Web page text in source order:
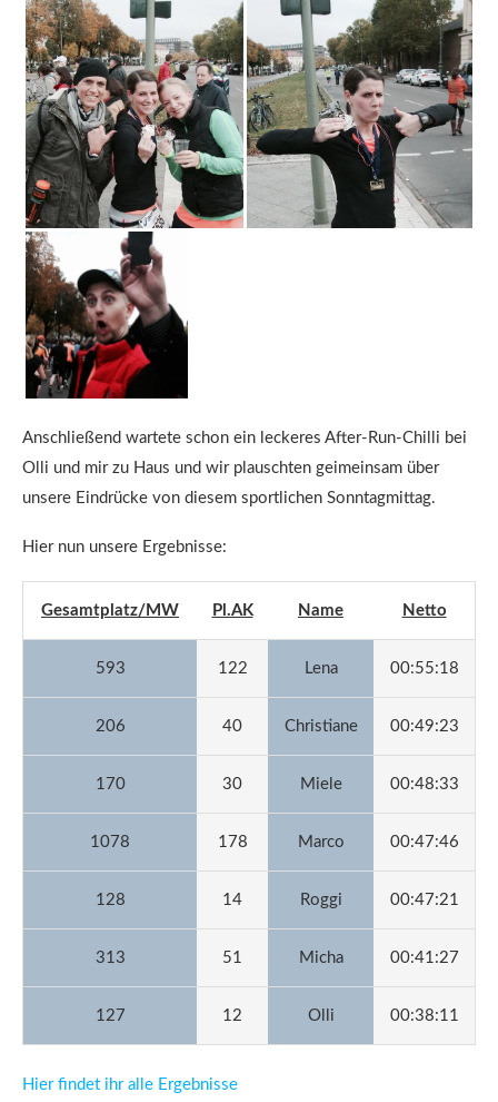
Anschließend wartete schon ein leckeres After-Run-Chilli bei
Olli und mir zu Haus und wir plauschten geimeinsam über
unsere Eindrücke von diesem sportlichen Sonntagmittag.
Hier nun unsere Ergebnisse:
Gesamtplatz/MW Pl.AK Name Netto
593 122 Lena 00:55:18
206 40 Christiane 00:49:23
170 30 Miele 00:48:33
1078 178 Marco 00:47:46
128 14 Roggi 00:47:21
313 51 Micha 00:41:27
127 12 Olli 00:38:11
Hier findet ihr alle Ergebnisse